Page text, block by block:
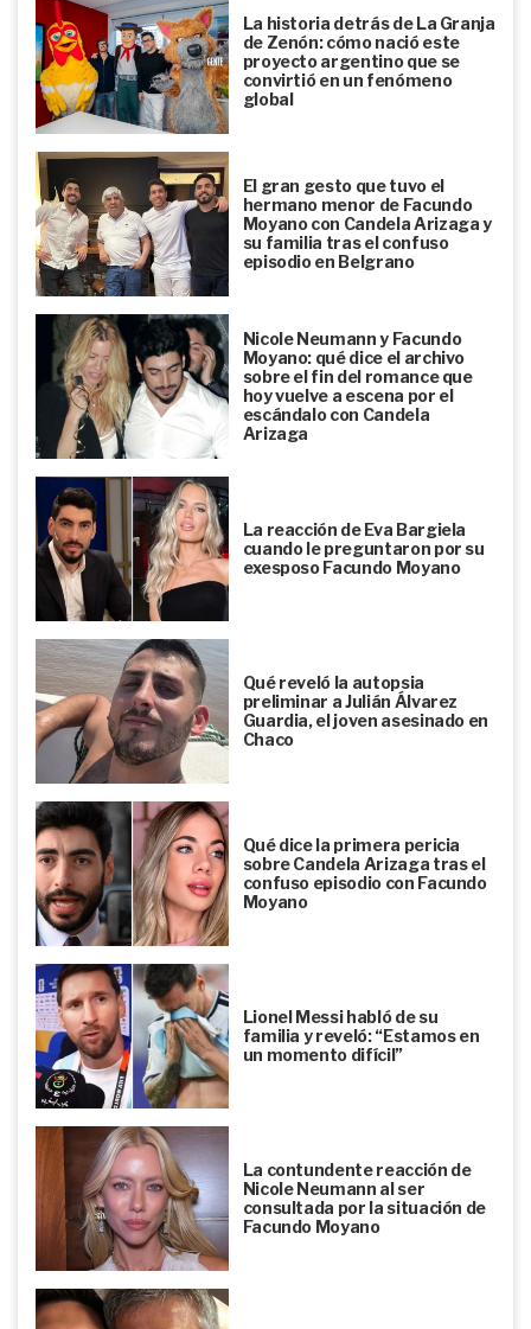
La historia detrás de La Granja
de Zenón: cómo nació este
proyecto argentino que se
convirtió en un fenómeno
global
El gran gesto que tuvo el
hermano menor de Facundo
Moyano con Candela Arizaga y
su familia tras el confuso
episodio en Belgrano
Nicole Neumann y Facundo
Moyano: qué dice el archivo
sobre el fin del romance que
hoy vuelve a escena por el
escándalo con Candela
Arizaga
La reacción de Eva Bargiela
cuando le preguntaron por su
exesposo Facundo Moyano
Qué reveló la autopsia
preliminar a Julián Álvarez
Guardia, el joven asesinado en
Chaco
Qué dice la primera pericia
sobre Candela Arizaga tras el
confuso episodio con Facundo
Moyano
Lionel Messi habló de su
familia y reveló: “Estamos en
un momento difícil”
La contundente reacción de
Nicole Neumann al ser
consultada por la situación de
Facundo Moyano